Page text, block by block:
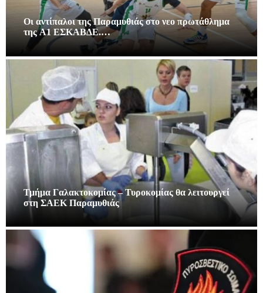
Οι αντίπαλοι της Παραμυθιάς στο νεο πρωτάθλημα
της A1 ΕΣΚΑΒΔΕ.…
Τμήμα Γαλακτοκομίας – Τυροκομίας θα λειτουργεί
στη ΣΑΕΚ Παραμυθιάς